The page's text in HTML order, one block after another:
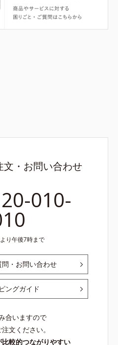
文・お問い合わせ
010-
り午後7時まで
・お問い合わせ
ングガイド
合いますので
文ください。
較的つながりやすい